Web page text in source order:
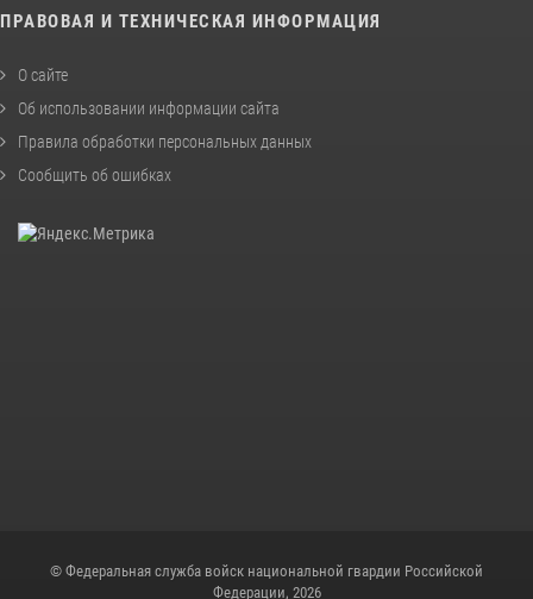
ПРАВОВАЯ И ТЕХНИЧЕСКАЯ ИНФОРМАЦИЯ
О сайте
Об использовании информации сайта
Правила обработки персональных данных
Сообщить об ошибках
© Федеральная служба войск национальной гвардии Российской
Федерации, 2026